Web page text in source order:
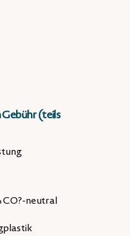
(teils
CO?-neutral